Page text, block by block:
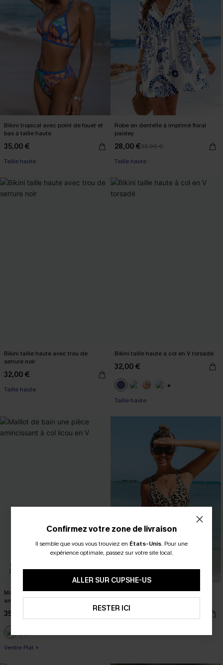
Bikini tropical avec point de fouet et
bas à taille haute
35,00 €
Taille haute
Robe en dentelle à imprimé floral
paisley
28,00 €33,00 €
Taille haute
Bikini taille haute avec trou de
serrure noir
32,00 €
Taille haute
Bikini taille haute à col en V torsadé
32,00 €
Taille haute
Maillot de bain une pièce
amincissant à col licou en V
35,00 €
Ventre Plat +
Midkini léopard classique à dos
35,00 €
Confirmez votre zone de livraison
Il semble que vous vous trouviez en États-Unis. Pour une
expérience optimale, passez sur votre site local.
ALLER SUR CUPSHE-US
RESTER ICI